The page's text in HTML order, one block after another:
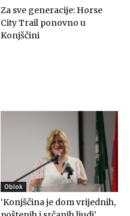
Za sve generacije: Horse
City Trail ponovno u
Konjščini
Oblok
‘Konjščina je dom vrijednih,